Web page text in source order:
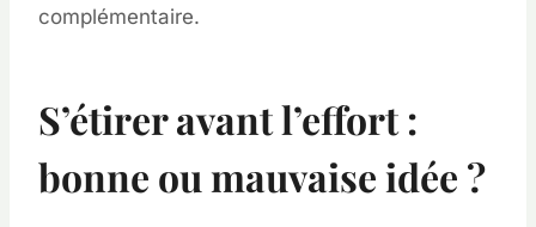
complémentaire.
S’étirer avant l’effort :
bonne ou mauvaise idée ?